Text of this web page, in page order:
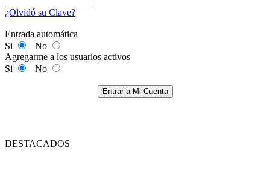
¿Olvidó su Clave?
Entrada automática
Si
No
Agregarme a los usuarios activos
Si
No
Entrar a Mi Cuenta
DESTACADOS